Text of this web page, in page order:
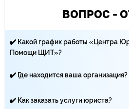
ВОПРОС -
✔️ Какой график работы «Центра
Помощи ЩИТ»?
✔️ Где находится ваша организация?
Москва, Климентовский переулок,
✔️ Как заказать услуги юриста?